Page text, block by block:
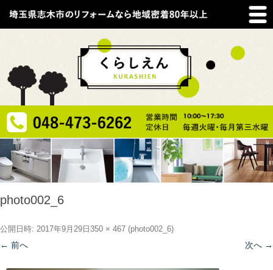
photo002_6
公開日時: 2017年9月29日 350 × 467 (photo002_6)
← 前へ 次へ →